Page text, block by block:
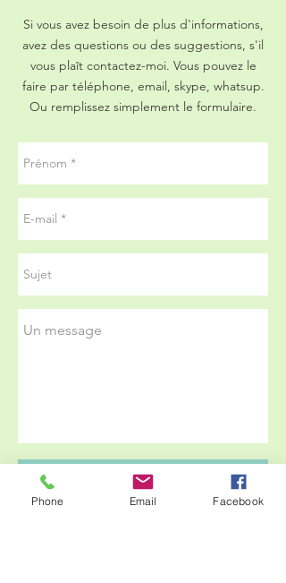
Si vous avez besoin de plus d'informations,
avez des questions ou des suggestions, s'il
vous plaît contactez-moi. Vous pouvez le
faire par téléphone, email, skype, whatsup.
Ou remplissez simplement le formulaire.
Envoyer
Phone Email Facebook